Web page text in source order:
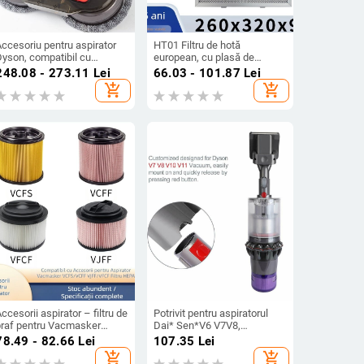
pentru aspirator
compatibil cu
– cap
uscată, fără fir,
control manual, model V8,
m²
- 273.11 Lei
add_shopping_cart
HT01 Filtru de hotă
european, cu plasă de
separare a uleiului din
66.03 - 101.87 Lei
add_shopping_cart
aspirator – filtru de
pentru Vacmasker
VCFF/VJFF/VFCF,
casnică, 101–150
- 82.66 Lei
add_shopping_cart
Potrivit pentru aspiratorul
Dai* Sen*V6 V7V8,
perie/cap de aspirare pentru
animale de companie cu păr
107.35 Lei
add_shopping_cart